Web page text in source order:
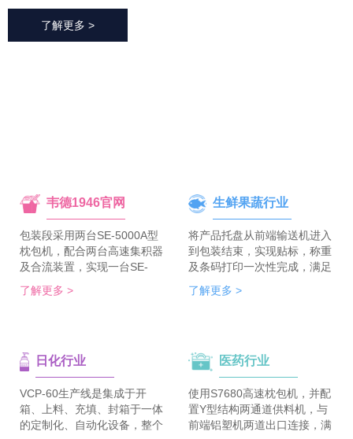
效地减少了极大限度的降低了人工成本、提高了生产效率、降低了耗
材损耗、帮助客户实现价值最大化。
了解更多 >
韦德1946官网
包装段采用两台SE-5000A型
枕包机，配合两台高速集积器
及合流装置，实现一台SE-
5700A-BX枕包机完成整线的
集合包包装，分道装置完成生
器、一侧配集合包集积器，实
现在一台机器上完成两种形式
的自动装箱。 占地空间减
半，一条生产线实现两种形式
的包装及装箱，人员数量减半
了解更多 >
生鲜果蔬行业
将产品托盘从前端输送机进入
到包装结束，实现贴标，称重
及条码打印一次性完成，满足
客户包装效率120个/min的包
装需求。 多种物品包装的兼
了解更多 >
日化行业
VCP-60生产线是集成于开
箱、上料、充填、封箱于一体
的定制化、自动化设备，整个
医药行业
使用S7680高速枕包机，并配
置Y型结构两通道供料机，与
前端铝塑机两道出口连接，满